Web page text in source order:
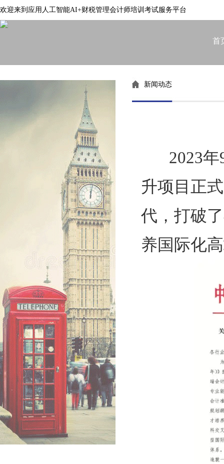
欢迎来到应用人工智能AI+财税管理会计师培训考试服务平台
首
新闻动态
2023年9
升项目正
代，打破
养国际化